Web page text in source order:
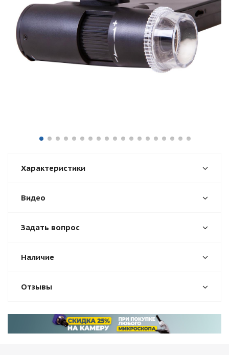
Характеристики
Видео
Задать вопрос
Наличие
Отзывы